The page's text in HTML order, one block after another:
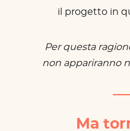
il progetto in
Per questa
non appariranno
Ma